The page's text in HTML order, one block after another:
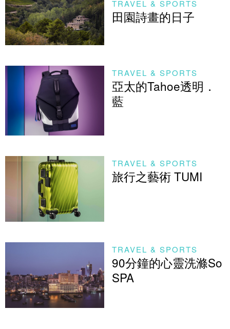
TRAVEL & SPORTS
田園詩畫的日子
TRAVEL & SPORTS
亞太的Tahoe透明．
藍
TRAVEL & SPORTS
旅行之藝術 TUMI
TRAVEL & SPORTS
90分鐘的心靈洗滌So
SPA